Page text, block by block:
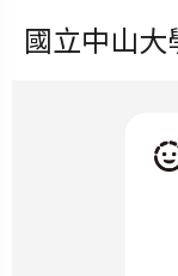
國立中山大